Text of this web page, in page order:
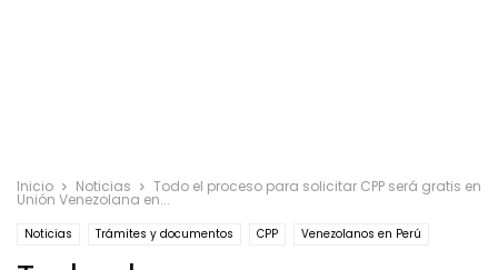
Inicio Noticias Todo el proceso para solicitar CPP será gratis en
Unión Venezolana en...
Noticias Trámites y documentos CPP Venezolanos en Perú